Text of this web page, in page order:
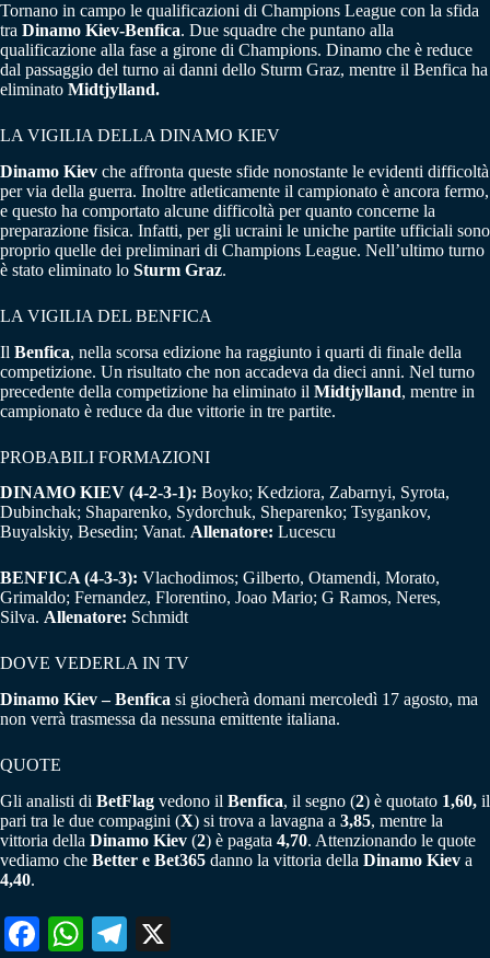
Tornano in campo le qualificazioni di Champions League con la sfida
tra Dinamo Kiev-Benfica. Due squadre che puntano alla
qualificazione alla fase a girone di Champions. Dinamo che è reduce
dal passaggio del turno ai danni dello Sturm Graz, mentre il Benfica ha
eliminato Midtjylland.
LA VIGILIA DELLA DINAMO KIEV
Dinamo Kiev che affronta queste sfide nonostante le evidenti difficoltà
per via della guerra. Inoltre atleticamente il campionato è ancora fermo,
e questo ha comportato alcune difficoltà per quanto concerne la
preparazione fisica. Infatti, per gli ucraini le uniche partite ufficiali sono
proprio quelle dei preliminari di Champions League. Nell’ultimo turno
è stato eliminato lo Sturm Graz.
LA VIGILIA DEL BENFICA
Il Benfica, nella scorsa edizione ha raggiunto i quarti di finale della
competizione. Un risultato che non accadeva da dieci anni. Nel turno
precedente della competizione ha eliminato il Midtjylland, mentre in
campionato è reduce da due vittorie in tre partite.
PROBABILI FORMAZIONI
DINAMO KIEV (4-2-3-1): Boyko; Kedziora, Zabarnyi, Syrota,
Dubinchak; Shaparenko, Sydorchuk, Sheparenko; Tsygankov,
Buyalskiy, Besedin; Vanat. Allenatore: Lucescu
BENFICA (4-3-3): Vlachodimos; Gilberto, Otamendi, Morato,
Grimaldo; Fernandez, Florentino, Joao Mario; G Ramos, Neres,
Silva. Allenatore: Schmidt
DOVE VEDERLA IN TV
Dinamo Kiev – Benfica si giocherà domani mercoledì 17 agosto, ma
non verrà trasmessa da nessuna emittente italiana.
QUOTE
Gli analisti di BetFlag vedono il Benfica, il segno (2) è quotato 1,60, il
pari tra le due compagini (X) si trova a lavagna a 3,85, mentre la
vittoria della Dinamo Kiev (2) è pagata 4,70. Attenzionando le quote
vediamo che Better e Bet365 danno la vittoria della Dinamo Kiev a
4,40.
Fa W
Te